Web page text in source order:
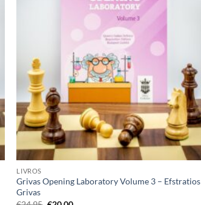
LIVROS
Grivas Opening Laboratory Volume 3 – Efstratios
Grivas